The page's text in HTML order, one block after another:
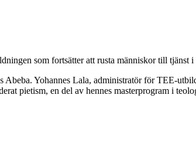
som fortsätter att rusta människor till tjänst
Yohannes Lala, administratör för TEE-
pietism, en del av hennes masterprogram i